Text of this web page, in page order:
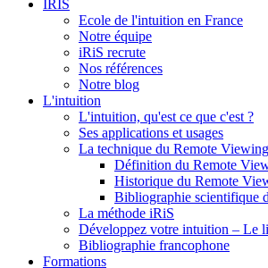
IRIS
Ecole de l'intuition en France
Notre équipe
iRiS recrute
Nos références
Notre blog
L'intuition
L'intuition, qu'est ce que c'est ?
Ses applications et usages
La technique du Remote Viewing
Définition du Remote
Historique du Remote
Bibliographie scientifique
La méthode iRiS
Développez votre intuition – Le
Bibliographie francophone
Formations